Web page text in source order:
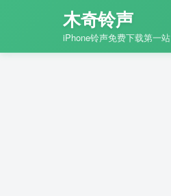
木奇铃声
iPhone铃声免费下载第一站